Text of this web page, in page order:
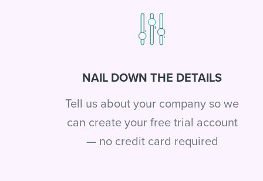
NAIL DOWN THE DETAILS
Tell us about your company so we
can create your free trial account
— no credit card required